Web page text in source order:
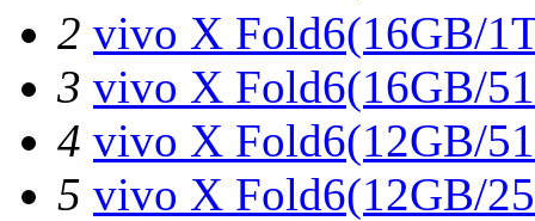
2 vivo X Fold6(16GB/
3 vivo X Fold6(16GB/
4 vivo X Fold6(12GB/
5 vivo X Fold6(12GB/